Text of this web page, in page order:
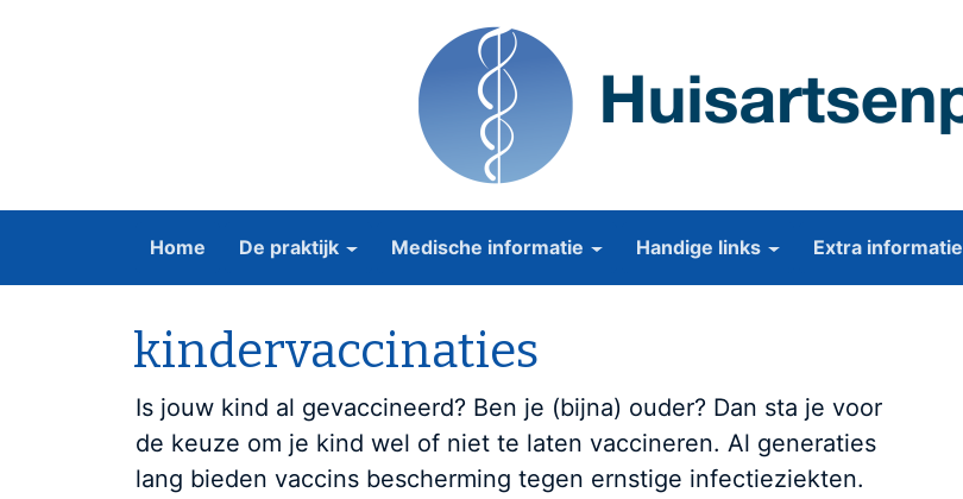
Home De praktijk Medische informatie Handige links Extra informatie
kindervaccinaties
Is jouw kind al gevaccineerd? Ben je (bijna) ouder? Dan sta je voor
de keuze om je kind wel of niet te laten vaccineren. Al generaties
lang bieden vaccins bescherming tegen ernstige infectieziekten.